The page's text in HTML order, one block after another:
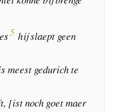
5 hij slaept geen
meest gedurich te
[ist noch goet maer